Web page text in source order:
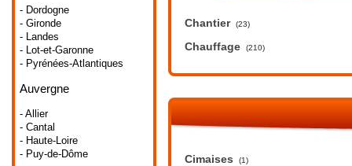
- Dordogne
- Gironde
- Landes
- Lot-et-Garonne
- Pyrénées-Atlantiques
Auvergne
- Allier
- Cantal
- Haute-Loire
- Puy-de-Dôme
Chantier (23)
Chauffage (210)
Cimaises (1)